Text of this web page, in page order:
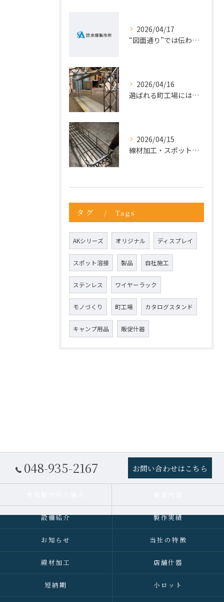
2026/04/17
“図面通り”では伝わらない仕事が増えている理由
2026/04/16
選ばれる町工場には、理由がある。今こそ“依頼先の見直し”を。
2026/04/15
線材加工・スポット溶接ならお任せ
タグ Tags
AKシリーズ オリジナル ディスプレイ
スポット溶接 製品 自社施工
ステンレス ワイヤーラック
モノづくり 町工場 カタログスタンド
キャンプ用品 販促什器
048-935-2167 お問い合わせはこちら
設備紹介 製作実績
お知らせ 当社の特徴
線材加工 店舗什器
短納期 小ロット